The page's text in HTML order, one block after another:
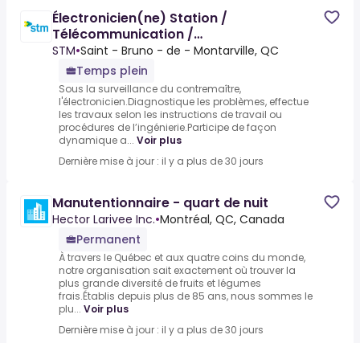
Électronicien(ne) Station /
Télécommunication /
Radiocommunication - Quart de nuit
(33906)
STM•Saint - Bruno - de - Montarville, QC
Temps plein
Sous la surveillance du contremaître,
l'électronicien.Diagnostique les problèmes, effectue
les travaux selon les instructions de travail ou
procédures de l’ingénierie.Participe de façon
dynamique a... Voir plus
Dernière mise à jour : il y a plus de 30 jours
Manutentionnaire - quart de nuit
Hector Larivee Inc.•Montréal, QC, Canada
Permanent
À travers le Québec et aux quatre coins du monde,
notre organisation sait exactement où trouver la
plus grande diversité de fruits et légumes
frais.Établis depuis plus de 85 ans, nous sommes le
plu... Voir plus
Dernière mise à jour : il y a plus de 30 jours